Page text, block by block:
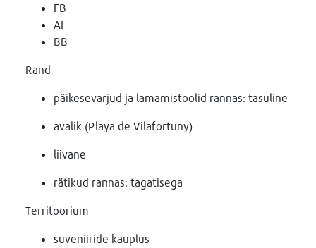
FB
AI
BB
Rand
päikesevarjud ja lamamistoolid rannas: tasuline
avalik (Playa de Vilafortuny)
liivane
rätikud rannas: tagatisega
Territoorium
suveniiride kauplus